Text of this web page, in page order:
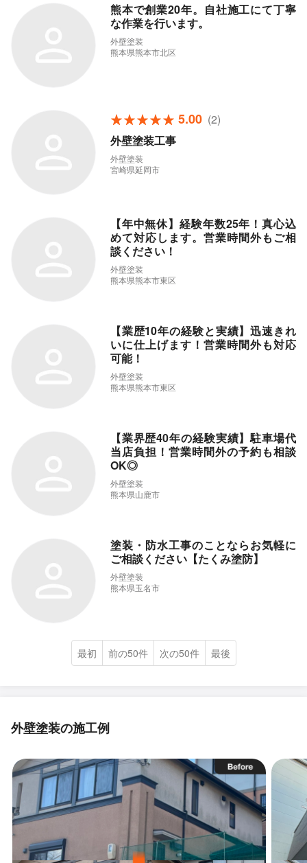
熊本で創業20年。自社施工にて丁寧
な作業を行います。
外壁塗装
熊本県熊本市北区
5.00 (2)
外壁塗装工事
外壁塗装
宮崎県延岡市
【年中無休】経験年数25年！真心込
めて対応します。営業時間外もご相
談ください！
外壁塗装
熊本県熊本市東区
【業歴10年の経験と実績】迅速きれ
いに仕上げます！営業時間外も対応
可能！
外壁塗装
熊本県熊本市東区
【業界歴40年の経験実績】駐車場代
当店負担！営業時間外の予約も相談
OK◎
外壁塗装
熊本県山鹿市
塗装・防水工事のことならお気軽に
ご相談ください【たくみ塗防】
外壁塗装
熊本県玉名市
最初 前の50件 次の50件 最後
外壁塗装の施工例